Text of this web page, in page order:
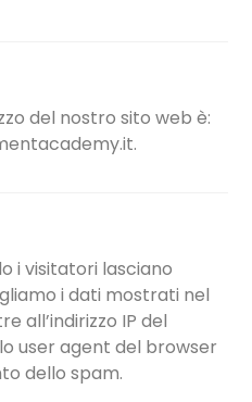
del nostro sito web è:
i visitatori lasciano
i dati mostrati nel
all’indirizzo IP del
user agent del browser
dello spam.